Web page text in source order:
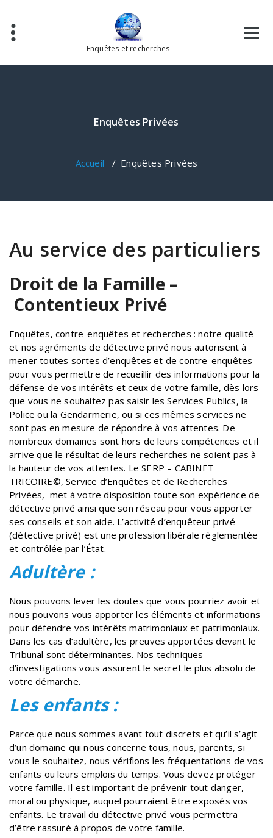
contenu
Enquêtes et recherches
Enquêtes Privées
Accueil / Enquêtes Privées
Au service des particuliers
Droit de la Famille –
Contentieux Privé
Enquêtes, contre-enquêtes et recherches : notre qualité
et nos agréments de détective privé nous autorisent à
mener toutes sortes d’enquêtes et de contre-enquêtes
pour vous permettre de recueillir des informations pour la
défense de vos intérêts et ceux de votre famille, dès lors
que vous ne souhaitez pas saisir les Services Publics, la
Police ou la Gendarmerie, ou si ces mêmes services ne
sont pas en mesure de répondre à vos attentes. De
nombreux domaines sont hors de leurs compétences et il
arrive que le résultat de leurs recherches ne soient pas à
la hauteur de vos attentes. Le SERP – CABINET
TRICOIRE©, Service d’Enquêtes et de Recherches
Privées, met à votre disposition toute son expérience de
détective privé ainsi que son réseau pour vous apporter
ses conseils et son aide. L’activité d’enquêteur privé
(détective privé) est une profession libérale règlementée
et contrôlée par l’État.
Adultère :
Nous pouvons lever les doutes que vous pourriez avoir et
nous pouvons vous apporter les éléments et informations
pour défendre vos intérêts matrimoniaux et patrimoniaux.
Dans les cas d’adultère, les preuves apportées devant le
Tribunal sont déterminantes. Nos techniques
d’investigations vous assurent le secret le plus absolu de
votre démarche.
Les enfants :
Parce que nous sommes avant tout discrets et qu’il s’agit
d’un domaine qui nous concerne tous, nous, parents, si
vous le souhaitez, nous vérifions les fréquentations de vos
enfants ou leurs emplois du temps. Vous devez protéger
votre famille. Il est important de prévenir tout danger,
moral ou physique, auquel pourraient être exposés vos
enfants. Le travail du détective privé vous permettra
d’être rassuré à propos de votre famille.